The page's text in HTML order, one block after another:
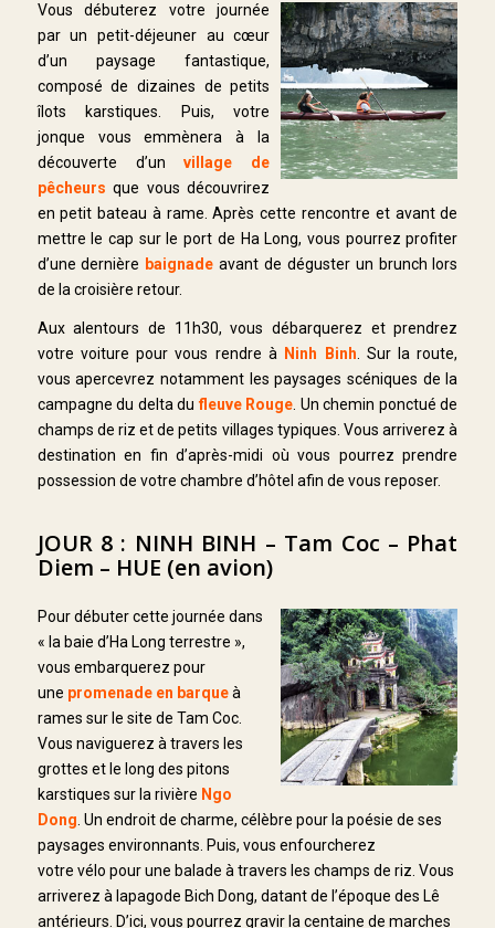
Vous débuterez votre journée
par un petit-déjeuner au cœur
d’un paysage fantastique,
composé de dizaines de petits
îlots karstiques. Puis, votre
jonque vous emmènera à la
découverte d’unvillage de
pêcheurs que vous découvrirez
en petit bateau à rame. Après cette rencontre et avant de
mettre le cap sur le port de Ha Long, vous pourrez profiter
d’une dernière baignadeavant de déguster un brunch lors
de la croisière retour.
Aux alentours de 11h30, vous débarquerez et prendrez
votre voiture pour vous rendre à
Ninh Binh . Sur la route,
vous apercevrez notamment les paysages scéniques de la
campagne du delta du fleuve Rouge . Un chemin ponctué de
champs de riz et de petits villages typiques. Vous arriverez à
destination en fin d’après-midi où vous pourrez prendre
possession de votre chambre d’hôtel afin de vous reposer.
JOUR 8 : NINH BINH – Tam Coc – Phat
Diem – HUE (en avion)
Pour débuter cette journée dans
« la baie d’Ha Long terrestre »,
vous embarquerez pour
une promenade en barqueà
rames sur le site de Tam Coc.
Vous naviguerez à travers les
grottes et le long des pitons
karstiques sur la rivière Ngo
Dong . Un endroit de charme, célèbre pour la poésie de ses
paysages environnants. Puis, vous enfourcherez
votre vélo pour une balade à travers les champs de riz. Vous
arriverez à lapagode Bich Dong, datant de l’époque des Lê
antérieurs. D’ici, vous pourrez gravir la centaine de marches